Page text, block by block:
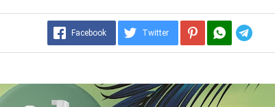
Facebook Twitter